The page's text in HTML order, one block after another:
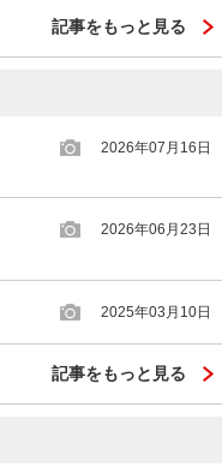
記事をもっと見る
2026年07月16日
2026年06月23日
2025年03月10日
記事をもっと見る